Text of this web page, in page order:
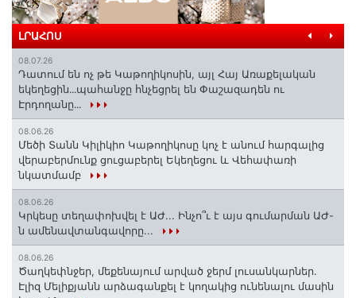
ԼՐԱՀՈՍ
08.07.26
Դատում են ոչ թե Կաթողիկոսին, այլ Հայ Առաքելական
եկեղեցին․․․պահանջը հնչեցրել են Փաշազադեն ու
Էրդողանը․․․
08.06.26
Մեծի Տանն Կիլիկիո Կաթողիկոսը կոչ է անում հարգալից
վերաբերմունք ցուցաբերել Եկեղեցու և Վեհափառի
նկատմամբ
08.06.26
Կրկեսը տեղափոխվել է ԱԺ... Ինչո՞ւ է այս գումարման ԱԺ-
ն ամենավտանգավորը...
08.06.26
Ծաղկեփնջեր, մեքենայում արված ջերմ լուսանկարներ.
Էլիզ Մելիքյանն արձագանքել է կողակից ունենալու մասին